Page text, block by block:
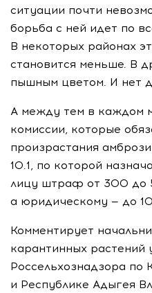
ситуации почти
борьба с ней идет по
В некоторых районах
становится меньше. В
пышным цветом. И нет
А между тем в каждом
комиссии, которые
произрастания
10.1, по которой
лицу штраф от 300 до
а юридическому — до
Комментирует
карантинных растений
Россельхознадзора
и Республике Адыгея